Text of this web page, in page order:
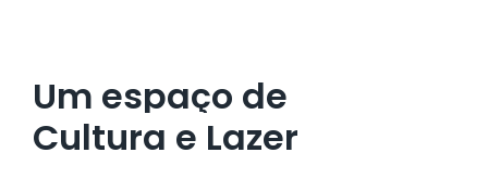
Um espaço de
Cultura e Lazer